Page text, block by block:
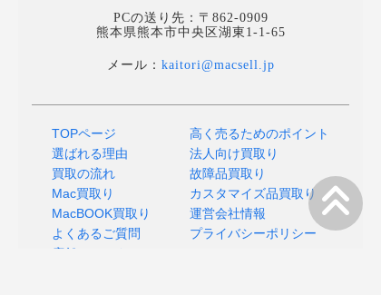
PCの送り先：〒862-0909
熊本県熊本市中央区湖東1-1-65
メール： kaitori@macsell.jp
TOPページ
選ばれる理由
買取の流れ
Mac買取り
MacBOOK買取り
よくあるご質問
店舗へのアクセス
高く売るためのポイント
法人向け買取り
故障品買取り
カスタマイズ品買取り
運営会社情報
プライバシーポリシー